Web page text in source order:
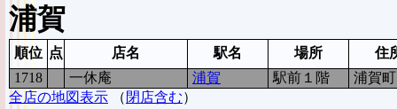
浦賀
順位 点 店名 駅名 場所
住
1718
一休庵 浦賀 駅前１階
浦賀
全店の地図表示 （ 閉店含む）